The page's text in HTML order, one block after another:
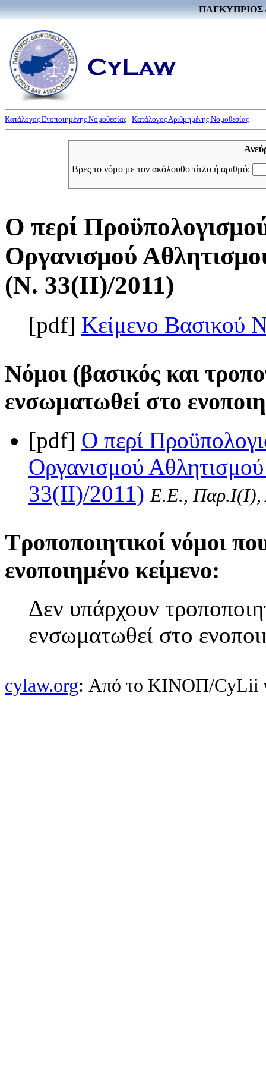
ΠΑΓΚΥΠΡΙΟΣ
Κατάλογος Ενοποιημένης Νομοθεσίας Κατάλογος Αριθμημένης Νομοθεσίας
Βρες το νόμο με τον ακόλουθο τίτλο ή αριθμό:
Ο περί
Οργανισμού
(Ν. 33(II)/2011)
[pdf] Κείμενο Βασικού
Νόμοι (βασικός και
ενσωματωθεί στο
[pdf] Ο περί
Οργανισμού
33(II)/2011) Ε.Ε., Παρ.Ι(I),
Τροποποιητικοί νόμοι
ενοποιημένο κείμενο:
Δεν υπάρχουν
ενσωματωθεί στο
cylaw.org: Από το ΚΙΝOΠ/CyLii